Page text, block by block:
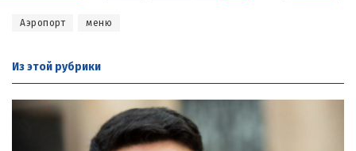
Аэропорт меню
Из этой рубрики